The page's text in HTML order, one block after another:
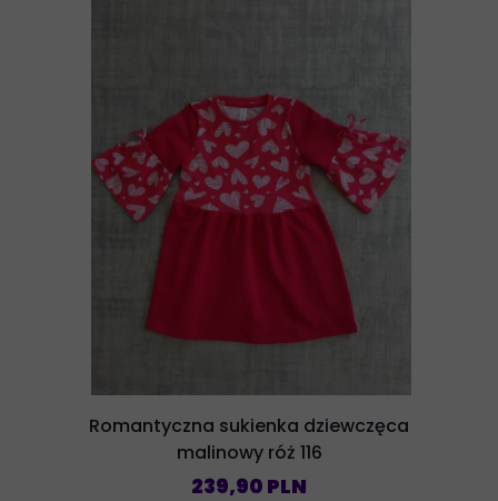
Romantyczna sukienka dziewczęca
malinowy róż 116
239,90 PLN